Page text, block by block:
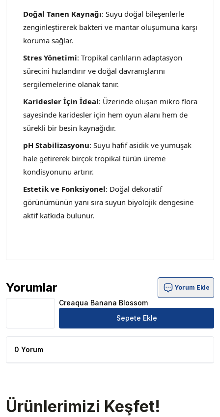
Doğal Tanen Kaynağı: Suyu doğal bileşenlerle
zenginleştirerek bakteri ve mantar oluşumuna karşı
koruma sağlar.
Stres Yönetimi: Tropikal canlıların adaptasyon
sürecini hızlandırır ve doğal davranışlarını
sergilemelerine olanak tanır.
Karidesler İçin İdeal: Üzerinde oluşan mikro flora
sayesinde karidesler için hem oyun alanı hem de
sürekli bir besin kaynağıdır.
pH Stabilizasyonu: Suyu hafif asidik ve yumuşak
hale getirerek birçok tropikal türün üreme
kondisyonunu artırır.
Estetik ve Fonksiyonel: Doğal dekoratif
görünümünün yanı sıra suyun biyolojik dengesine
aktif katkıda bulunur.
Yorumlar
Creaqua Banana Blossom Ürün Yorumları
Yorum Ekle
Creaqua Banana Blossom
Sepete Ekle
0 Yorum
Ürünlerimizi Keşfet!